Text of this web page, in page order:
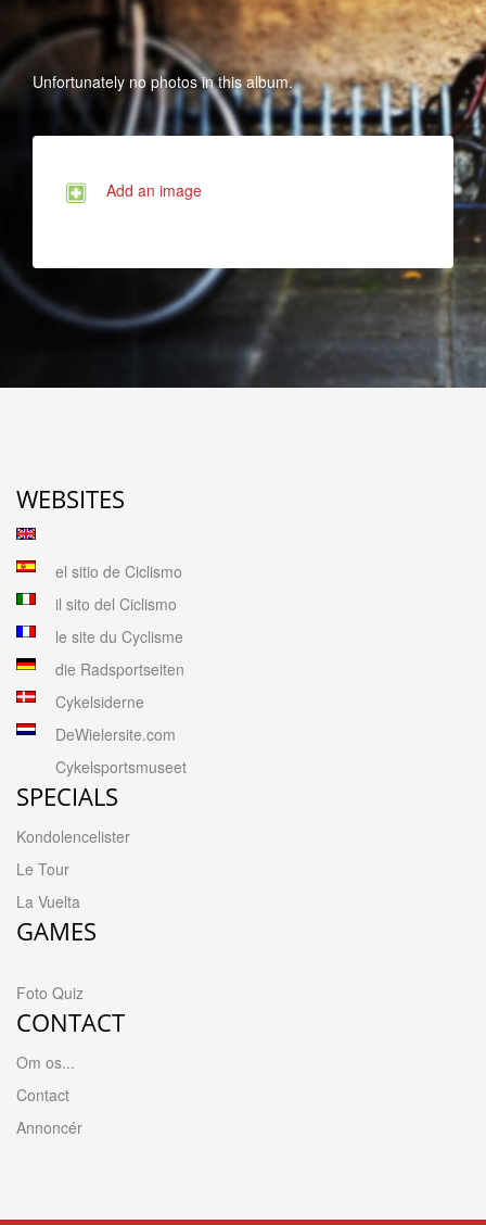
Unfortunately no photos in this album.
Add an image
WEBSITES
el sitio de Ciclismo
il sito del Ciclismo
le site du Cyclisme
die Radsportseiten
Cykelsiderne
DeWielersite.com
Cykelsportsmuseet
SPECIALS
Kondolencelister
Le Tour
La Vuelta
GAMES
Foto Quiz
CONTACT
Om os...
Contact
Annoncér